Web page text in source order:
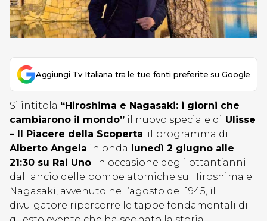
Aggiungi Tv Italiana tra le tue fonti preferite su Google
Si intitola “Hiroshima e Nagasaki: i giorni che
cambiarono il mondo” il nuovo speciale di Ulisse
– Il Piacere della Scoperta: il programma di
Alberto Angela in onda lunedì 2 giugno alle
21:30 su Rai Uno. In occasione degli ottant’anni
dal lancio delle bombe atomiche su Hiroshima e
Nagasaki, avvenuto nell’agosto del 1945, il
divulgatore ripercorre le tappe fondamentali di